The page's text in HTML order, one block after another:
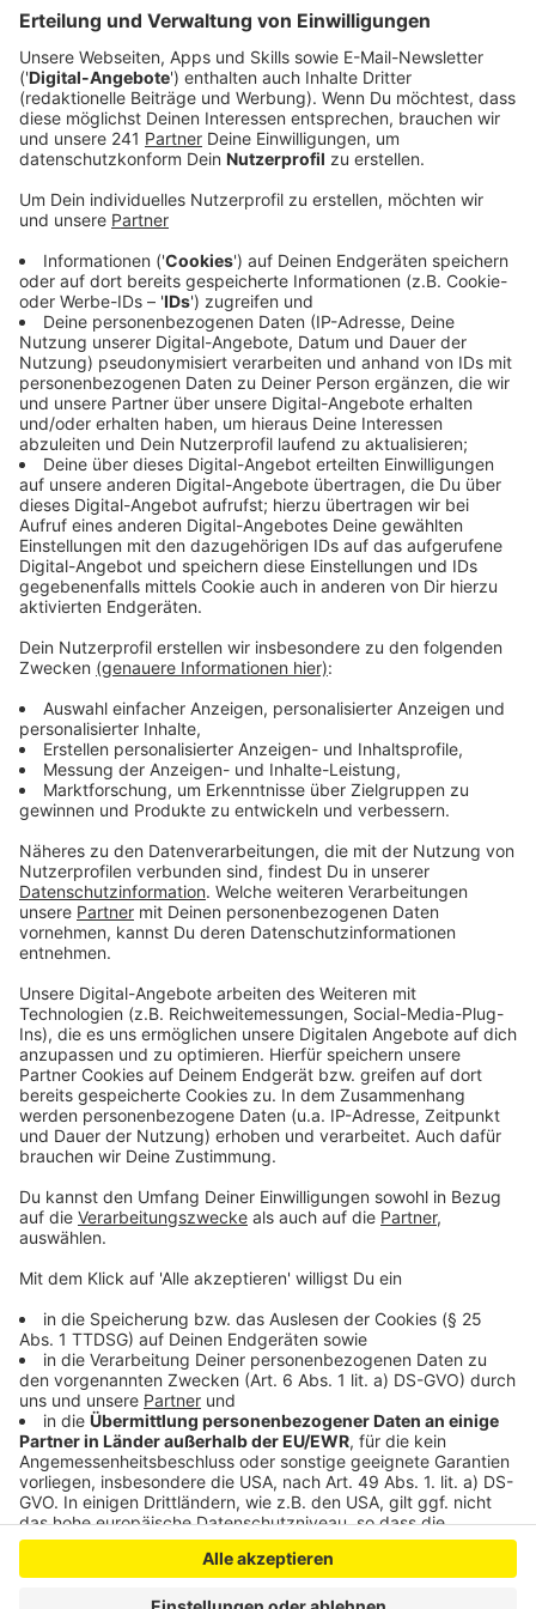
Anzeige
Veröffentlicht:Mittwoch, 20.08.2025 14:50
Anzeige
Dringender Handlungsbedarf
Anzeige
Laut einem Mitglied des
Rechnungsprüfungsausschusses wurden die Ausgaben
für den Rettungsdienst nicht korrekt berechnet. Die
Stadt spricht von „handwerklichen Unstimmigkeiten“,
die nun bei einer Überprüfung ans Licht gekommen
sind.
Die Stadt arbeitet nach eigenen Angaben mit
Hochdruck an einer Lösung. Ein externer Berater wurde
hinzugezogen, um die Situation zu klären. Allerdings
konnten bisher keine Einigungen mit den
Krankenkassen erzielt werden. Besonders alarmierend:
Jeden Monat fehlen dem Rettungsdienst weitere 1,4
Millionen Euro, da die derzeitige Regelung nicht
ausreicht, um die Kosten zu decken. Ob Leverkusen
auf dem Fehlbetrag sitzenbleibt, ist noch unklar.
Anzeige
Mehr Nachrichten aus Leverkusen
Anzeige
Leverkusen: 75 neue Wohnungen in Manfort geplant
Leverkusener Suchthilfe bei Kinderfest LevSpielt³
Leverkusen: Infoabend zu Psychosen und Hilfe im
Notfall
Anzeige
Anzeige